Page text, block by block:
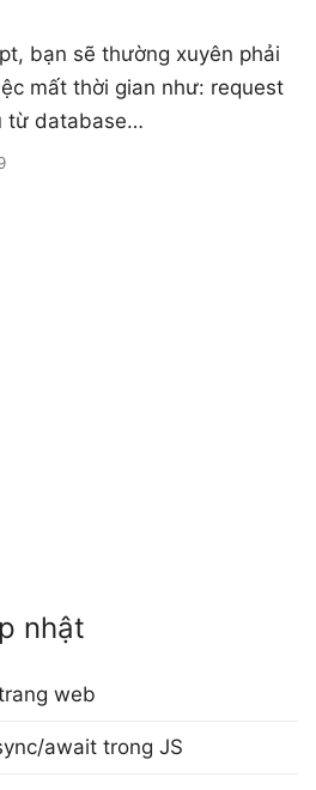
bạn sẽ thường xuyên phải
mất thời gian như: request
từ database…
nhật
web
await trong JS